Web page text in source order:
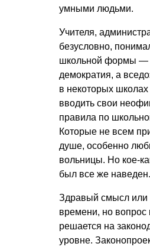
умными людьми.
Учителя,
безусловно,
школьной формы —
демократия, а
в некоторых школах
вводить свои
правила по
Которые не всем
душе, особенно
вольницы. Но кое-
был все же наведен.
Здравый смысл или
времени, но вопрос
решается на
уровне.